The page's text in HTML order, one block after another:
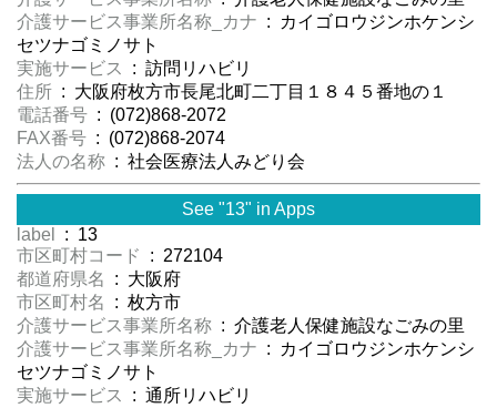
介護サービス事業所名称_カナ : カイゴロウジンホケンシ
セツナゴミノサト
実施サービス
: 訪問リハビリ
住所 : 大阪府枚方市長尾北町二丁目１８４５番地の１
電話番号 : (072)868-2072
FAX番号 : (072)868-2074
法人の名称 : 社会医療法人みどり会
See "13" in Apps
label
: 13
市区町村コード
: 272104
都道府県名
: 大阪府
市区町村名
: 枚方市
介護サービス事業所名称 : 介護老人保健施設なごみの里
介護サービス事業所名称_カナ : カイゴロウジンホケンシ
セツナゴミノサト
実施サービス
: 通所リハビリ